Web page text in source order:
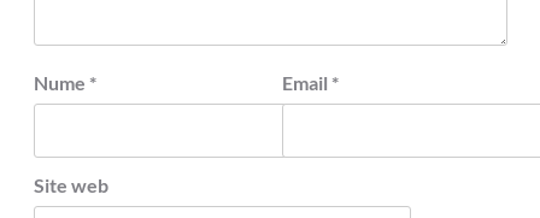
Nume * Email *
Site web